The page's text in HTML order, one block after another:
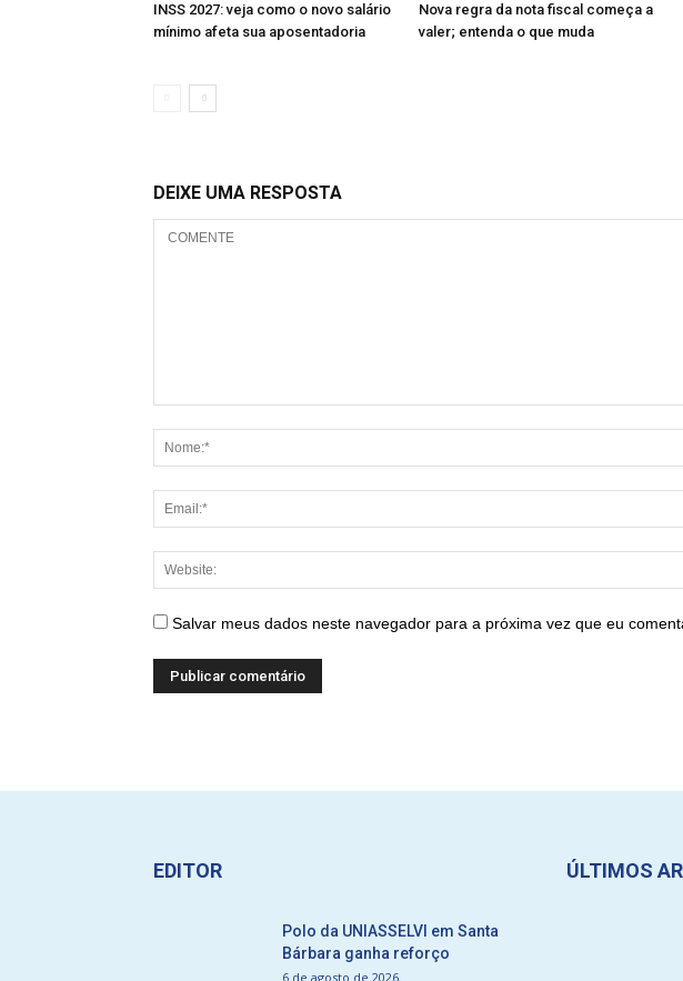
INSS 2027: veja como o novo salário
mínimo afeta sua aposentadoria
Nova regra da nota fiscal começa a
valer; entenda o que muda
DEIXE UMA RESPOSTA
Salvar meus dados neste navegador para a próxima vez que eu
EDITOR
Polo da UNIASSELVI em Santa
Bárbara ganha reforço
6 de agosto de 2026
ÚLTIMOS